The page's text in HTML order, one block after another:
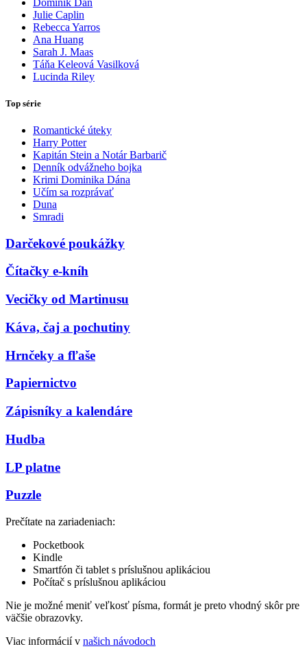
Julie Caplin
Rebecca Yarros
Ana Huang
Sarah J. Maas
Táňa Keleová Vasilková
Lucinda Riley
Top série
Romantické úteky
Harry Potter
Kapitán Stein a Notár Barbarič
Denník odvážneho bojka
Krimi Dominika Dána
Učím sa rozprávať
Duna
Smradi
Darčekové poukážky
Čítačky e-kníh
Vecičky od Martinusu
Káva, čaj a pochutiny
Hrnčeky a fľaše
Papiernictvo
Zápisníky a kalendáre
Hudba
LP platne
Puzzle
Prečítate na zariadeniach:
Pocketbook
Kindle
Smartfón či tablet s príslušnou aplikáciou
Počítač s príslušnou aplikáciou
Nie je možné meniť veľkosť písma, formát je preto vhodný skôr pre
väčšie obrazovky.
Viac informácií v našich návodoch